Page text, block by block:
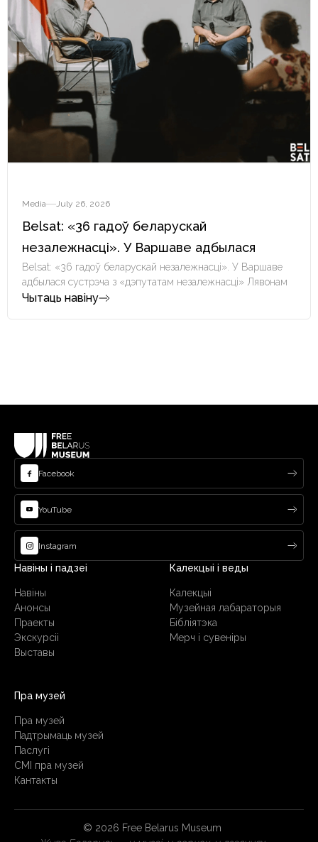
Media July 26, 2026
Belsat: «36 гадоў беларускай
незалежнасці». У Варшаве адбылася
сустрэча з «дэпутатам незалежнасці»
Лявонам Баршчэўскім
Belsat: «36 гадоў беларускай незалежнасці». У Варшаве
адбылася сустрэча з «дэпутатам незалежнасці» Лявонам
Баршчэўскім
Чытаць навіну
Facebook
YouTube
Instagram
Навіны і падзеі
Навіны
Анонсы
Праекты
Экскурсіі
Выставы
Калекцыі і веды
Калекцыі
Музейная лабараторыя
Бібліятэка
Мерч і сувеніры
Пра музей
Пра музей
Падтрымаць музей
Паслугi
СМІ пра музей
Кантакты
© 2026 Free Belarus Museum